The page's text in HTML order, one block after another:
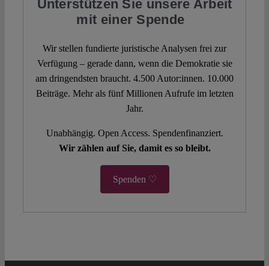
Unterstützen Sie unsere Arbeit
mit einer Spende
Wir stellen fundierte juristische Analysen frei zur
Verfügung – gerade dann, wenn die Demokratie sie
am dringendsten braucht. 4.500 Autor:innen. 10.000
Beiträge. Mehr als fünf Millionen Aufrufe im letzten
Jahr.
Unabhängig. Open Access. Spendenfinanziert.
Wir zählen auf Sie, damit es so bleibt.
Spenden ♡